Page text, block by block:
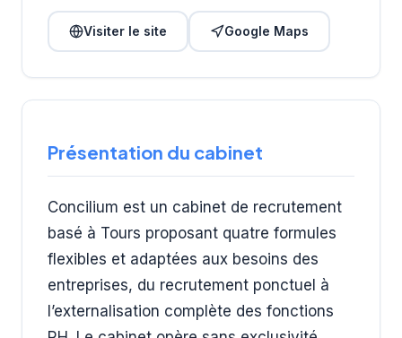
Visiter le site Google Maps
Présentation du cabinet
Concilium est un cabinet de recrutement
basé à Tours proposant quatre formules
flexibles et adaptées aux besoins des
entreprises, du recrutement ponctuel à
l’externalisation complète des fonctions